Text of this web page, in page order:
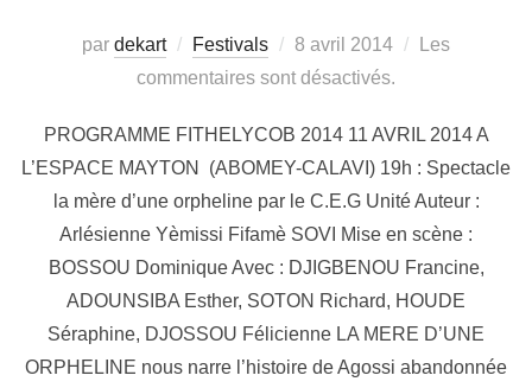
par dekart Festivals 8 avril 2014
Les
commentaires sont désactivés.
PROGRAMME FITHELYCOB 2014 11 AVRIL 2014 A
L’ESPACE MAYTON (ABOMEY-CALAVI) 19h : Spectacle
la mère d’une orpheline par le C.E.G Unité Auteur :
Arlésienne Yèmissi Fifamè SOVI Mise en scène :
BOSSOU Dominique Avec : DJIGBENOU Francine,
ADOUNSIBA Esther, SOTON Richard, HOUDE
Séraphine, DJOSSOU Félicienne LA MERE D’UNE
ORPHELINE nous narre l’histoire de Agossi abandonnée